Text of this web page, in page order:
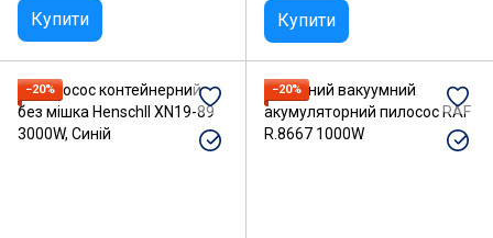
Купити Купити
−20% −20%